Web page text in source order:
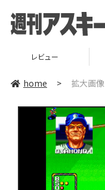
レビュー
home > 拡大画像